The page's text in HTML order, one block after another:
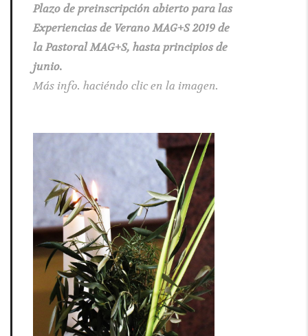
Plazo de preinscripción abierto para las
Experiencias de Verano MAG+S 2019 de
la Pastoral MAG+S, hasta principios de
junio.
Más info. haciéndo clic en la imagen.